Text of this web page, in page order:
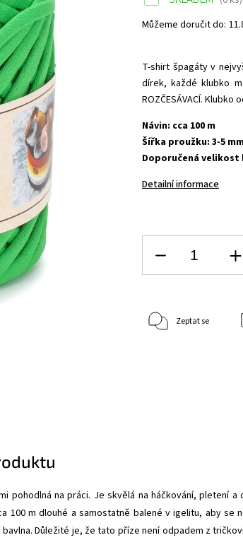
T-shirt špagáty v
dírek, každé klubko
ROZČESÁVACÍ.
Návin: cca 100 m
Šířka proužku: 3-5
Doporučená velikost
Detailní informace
Můžeme doručit do:
Zeptat se
pohodlná na práci. Je skvělá na háčkování, pletení a
100 m dlouhé a samostatně balené v igelitu, aby se
Důležité je, že tato příze není odpadem z